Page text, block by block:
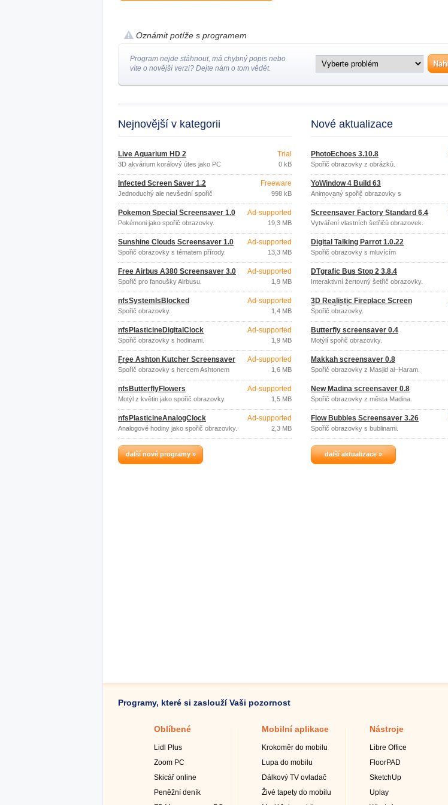
Oznámit potíže s programem
Program nejde stáhnout, má chybný popis nebo
víte o novější verzi? Dejte nám o tom vědět.
Nejnovější v kategorii
Live Aquarium HD 2
3D akvárium korálový útes jako PC
spořič obrazovky
Trial
0 kB
Infected Screen Saver 1.2
Jednoduchý ale nevšední spořič
Freeware
998 kB
Pokemon Special Screensaver 1.0
Pokémoni jako spořič obrazovky.
Ad-supported
19,3 MB
Sunshine Clouds Screensaver 1.0
Spořič obrazovky s tématem přírody.
Ad-supported
13,3 MB
Free Airbus A380 Screensaver 3.0
Spořič pro fanoušky Airbusu.
Ad-supported
1,9 MB
nfsSystemIsBlocked
Spořič obrazovky.
Ad-supported
1,4 MB
nfsPlasticineDigitalClock
Spořič obrazovky s hodinami.
Ad-supported
1,9 MB
Free Ashton Kutcher Screensaver
4.0
Spořič obrazovky s hercem Ashtonem
Ad-supported
1,6 MB
nfsButterflyFlowers
Motýl z květin jako spořič obrazovky.
Ad-supported
1,5 MB
nfsPlasticineAnalogClock
Analogové hodiny jako spořič obrazovky.
Ad-supported
2,3 MB
další nové programy »
Nové aktualizace
PhotoEchoes 3.10.8
Spořič obrazovky z obrázků.
YoWindow 4 Build 63
Animovaný spořič obrazovky s
aktuálním počasím.
Screensaver Factory Standard 6.4
Vytváření vlastních šetřičů obrazovek.
Digital Talking Parrot 1.0.22
Spořič obrazovky s mluvícím
papouškem.
DTgrafic Bus Stop 2 3.8.4
Interaktivní žertovný šetřič obrazovky.
3D Realistic Fireplace Screen
Saver 3.9.4
Spořič obrazovky.
Butterfly screensaver 0.4
Motýlí spořič obrazovky.
Makkah screensaver 0.8
Spořič obrazovky z Masjid al–Haram.
New Madina screensaver 0.8
Spořič obrazovky z města Madina.
Flow Bubbles Screensaver 3.26
Spořič obrazovky s bublinami.
další aktualizace »
Programy, které si zaslouží Vaši pozornost
Oblíbené
Lidl Plus
Zoom PC
Skicář online
Peněžní deník
Mobilní aplikace
Krokoměr do mobilu
Lupa do mobilu
Dálkový TV ovladač
Živé tapety do mobilu
Nástroje
Libre Office
FloorPAD
SketchUp
Uplay